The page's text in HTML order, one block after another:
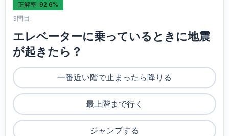
正解率: 92.6%
3問目:
エレベーターに乗っているときに地震
が起きたら？
一番近い階で止まったら降りる
最上階まで行く
ジャンプする